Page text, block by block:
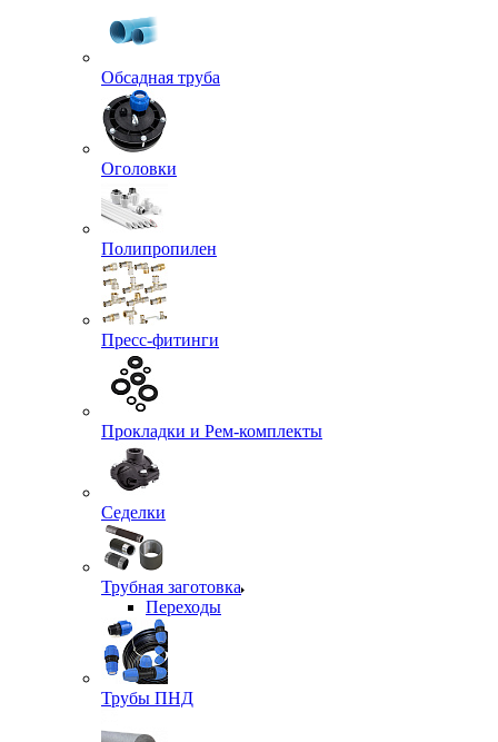
Обсадная труба
Оголовки
Полипропилен
Пресс-фитинги
Прокладки и Рем-комплекты
Седелки
Трубная заготовка
Переходы
Трубы ПНД